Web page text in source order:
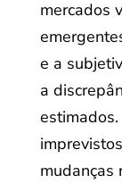
mercados
e a
a
mudanças